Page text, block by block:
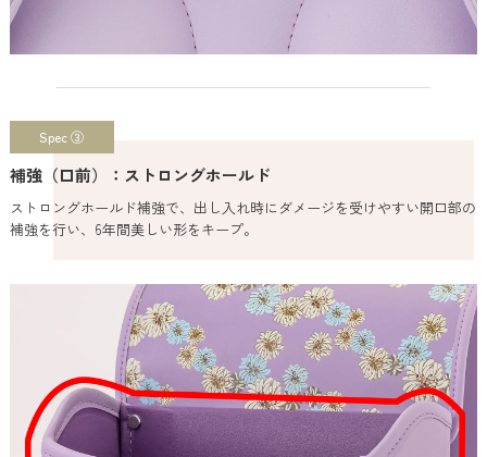
Spec ③
補強（口前）：ストロングホールド
ストロングホールド補強で、出し入れ時にダメージを受けやすい開口部の
補強を行い、6年間美しい形をキープ。